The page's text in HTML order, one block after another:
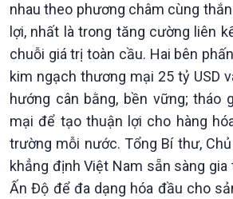
Xã hội
Tin Đời sống & Xã hội
360 độ Sức khỏe
Chuyển đổi Xanh
Tài nguyên và Môi trường
Chuyên gia của bạn
Khoa
Tin
Kết
Sống
khí hậu
nhau theo phương châm cùng
lợi, nhất là trong tăng cường liên
chuỗi giá trị toàn cầu. Hai bên
kim ngạch thương mại 25 tỷ USD
hướng cân bằng, bền vững; tháo
mại để tạo thuận lợi cho hàng
trường mỗi nước. Tổng Bí thư,
khẳng định Việt Nam sẵn sàng
Ấn Độ để đa dạng hóa đầu cho